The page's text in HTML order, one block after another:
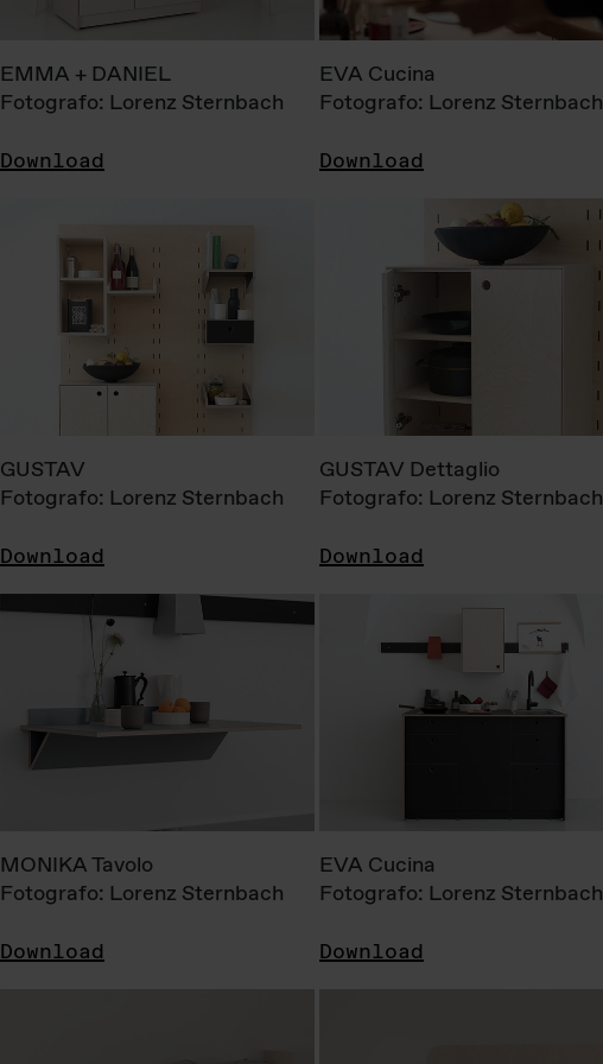
EMMA + DANIEL
Fotografo: Lorenz Sternbach
Download
EVA Cucina
Fotografo: Lorenz Sternbach
Download
GUSTAV
Fotografo: Lorenz Sternbach
Download
GUSTAV Dettaglio
Fotografo: Lorenz Sternbach
Download
MONIKA Tavolo
Fotografo: Lorenz Sternbach
Download
EVA Cucina
Fotografo: Lorenz Sternbach
Download